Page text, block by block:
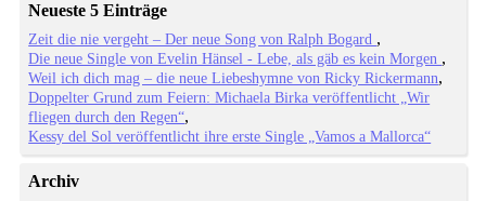
Neueste 5 Einträge
Zeit die nie vergeht – Der neue Song von Ralph Bogard
Die neue Single von Evelin Hänsel - Lebe, als gäb es kein Morgen
Weil ich dich mag – die neue Liebeshymne von Ricky Rickermann
Doppelter Grund zum Feiern: Michaela Birka veröffentlicht „Wir
fliegen durch den Regen“
Kessy del Sol veröffentlicht ihre erste Single „Vamos a Mallorca“
Archiv